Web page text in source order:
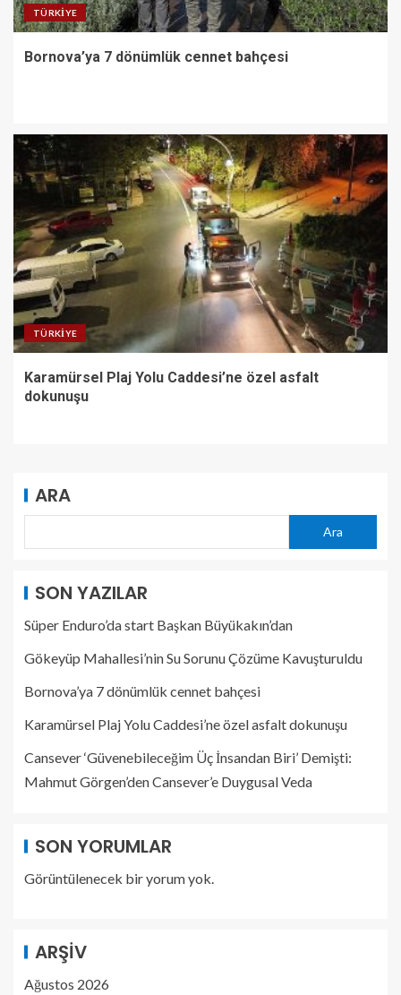
TÜRKIYE
Bornova’ya 7 dönümlük cennet bahçesi
TÜRKIYE
Karamürsel Plaj Yolu Caddesi’ne özel asfalt
dokunuşu
ARA
Ara
SON YAZILAR
Süper Enduro’da start Başkan Büyükakın’dan
Gökeyüp Mahallesi’nin Su Sorunu Çözüme Kavuşturuldu
Bornova’ya 7 dönümlük cennet bahçesi
Karamürsel Plaj Yolu Caddesi’ne özel asfalt dokunuşu
Cansever ‘Güvenebileceğim Üç İnsandan Biri’ Demişti:
Mahmut Görgen’den Cansever’e Duygusal Veda
SON YORUMLAR
Görüntülenecek bir yorum yok.
ARŞIV
Ağustos 2026